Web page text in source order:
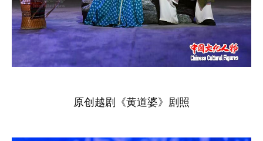
原创越剧《黄道婆》剧照